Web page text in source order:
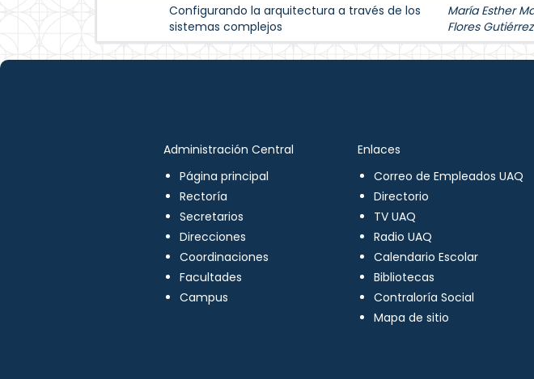
Configurando la arquitectura a través de los
sistemas complejos
María Esther
Flores Gutiérrez
Administración Central
Página principal
Rectoría
Secretarios
Direcciones
Coordinaciones
Facultades
Campus
Enlaces
Correo de Empleados UAQ
Directorio
TV UAQ
Radio UAQ
Calendario Escolar
Bibliotecas
Contraloría Social
Mapa de sitio